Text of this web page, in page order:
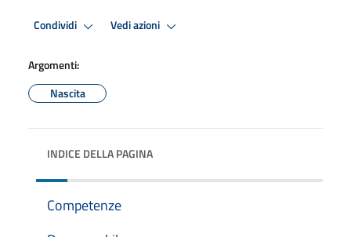
Condividi Vedi azioni
Argomenti:
Nascita
INDICE DELLA PAGINA
Competenze